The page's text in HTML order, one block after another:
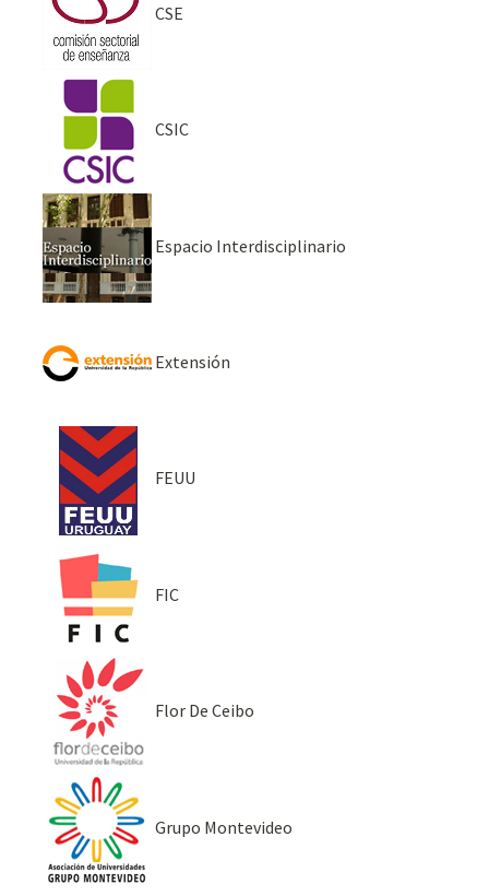
CSE
CSIC
Espacio Interdisciplinario
Extensión
FEUU
FIC
Flor De Ceibo
Grupo Montevideo